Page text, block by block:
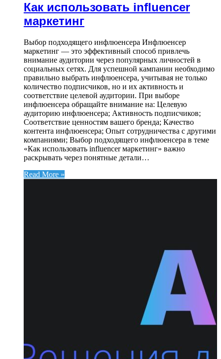
Как использовать influencer
маркетинг
Выбор подходящего инфлюенсера Инфлюенсер
маркетинг — это эффективный способ привлечь
внимание аудитории через популярных личностей в
социальных сетях. Для успешной кампании необходимо
правильно выбрать инфлюенсера, учитывая не только
количество подписчиков, но и их активность и
соответствие целевой аудитории. При выборе
инфлюенсера обращайте внимание на: Целевую
аудиторию инфлюенсера; Активность подписчиков;
Соответствие ценностям вашего бренда; Качество
контента инфлюенсера; Опыт сотрудничества с другими
компаниями; Выбор подходящего инфлюенсера в теме
«Как использовать influencer маркетинг» важно
раскрывать через понятные детали…
Read More »